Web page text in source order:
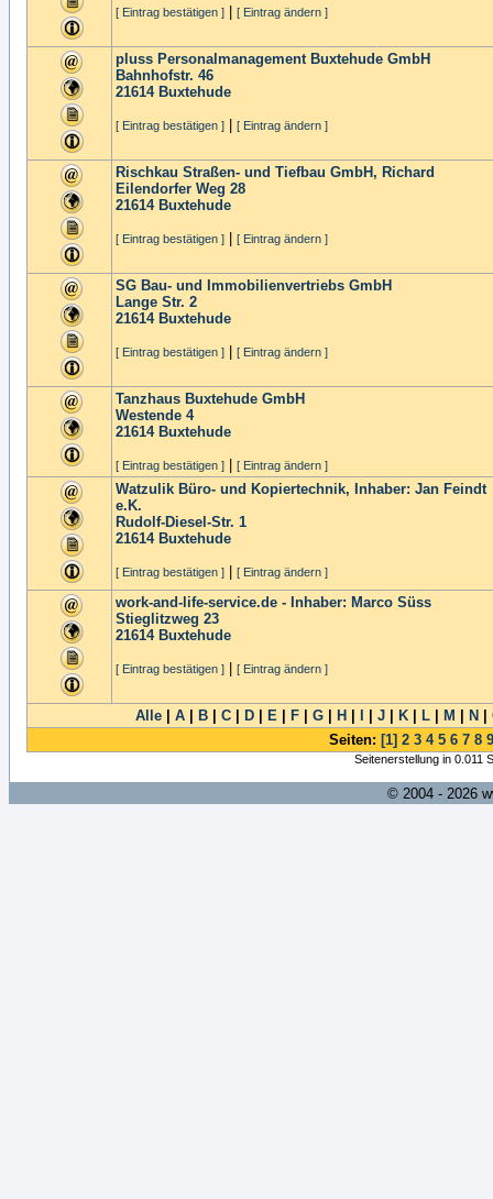
[ Eintrag bestätigen ] [ Eintrag ändern ]
pluss Personalmanagement Buxtehude GmbH
Bahnhofstr. 46
21614 Buxtehude
[ Eintrag bestätigen ] [ Eintrag ändern ]
Rischkau Straßen- und Tiefbau GmbH, Richard
Eilendorfer Weg 28
21614 Buxtehude
[ Eintrag bestätigen ] [ Eintrag ändern ]
SG Bau- und Immobilienvertriebs GmbH
Lange Str. 2
21614 Buxtehude
[ Eintrag bestätigen ] [ Eintrag ändern ]
Tanzhaus Buxtehude GmbH
Westende 4
21614 Buxtehude
[ Eintrag bestätigen ] [ Eintrag ändern ]
Watzulik Büro- und Kopiertechnik, Inhaber: Jan Feindt
e.K.
Rudolf-Diesel-Str. 1
21614 Buxtehude
[ Eintrag bestätigen ] [ Eintrag ändern ]
work-and-life-service.de - Inhaber: Marco Süss
Stieglitzweg 23
21614 Buxtehude
[ Eintrag bestätigen ] [ Eintrag ändern ]
Alle A B C D E F G H J K L M N
Seiten: [1] 2 3 4 5 6 7 8 9
Seitenerstellung in 0.011
© 2004 - 2026